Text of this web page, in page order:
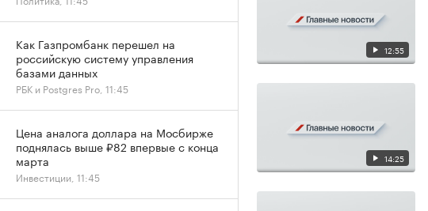
12:55
14:25
Как Газпромбанк перешел на
российскую систему управления
базами данных
РБК и Postgres Pro, 11:45
Цена аналога доллара на Мосбирже
поднялась выше ₽82 впервые с конца
марта
Инвестиции, 11:45